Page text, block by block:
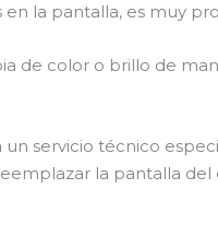
en la pantalla, es muy
de color o brillo de
servicio técnico
la pantalla del